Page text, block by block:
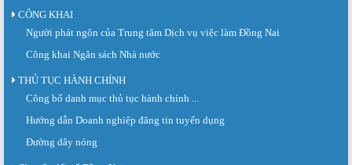
CÔNG KHAI
Người phát ngôn của Trung tâm Dịch vụ việc làm Đồng Nai
Công khai Ngân sách Nhà nước
THỦ TỤC HÀNH CHÍNH
Công bố danh mục thủ tục hành chính ...
Hướng dẫn Doanh nghiệp đăng tin tuyển dụng
Đường dây nóng
Sàn giao dịch việc làm lần thứ 08 năm 2026: Hơn 4.300 cơ hội...
Sáng ngày 03/8/2026, Trung tâm Dịch vụ việc làm Đồng Nai tổ chức Sàn giao
dịch việc làm lần thứ 08...
Báo cáo số 141/BC-TTDVVL của Trung tâm Dịch vụ việc làm Đồng...
Báo cáo kết quả tổ chức Sàn giao dịch việc làm lần thứ 08/2026 ngày 03